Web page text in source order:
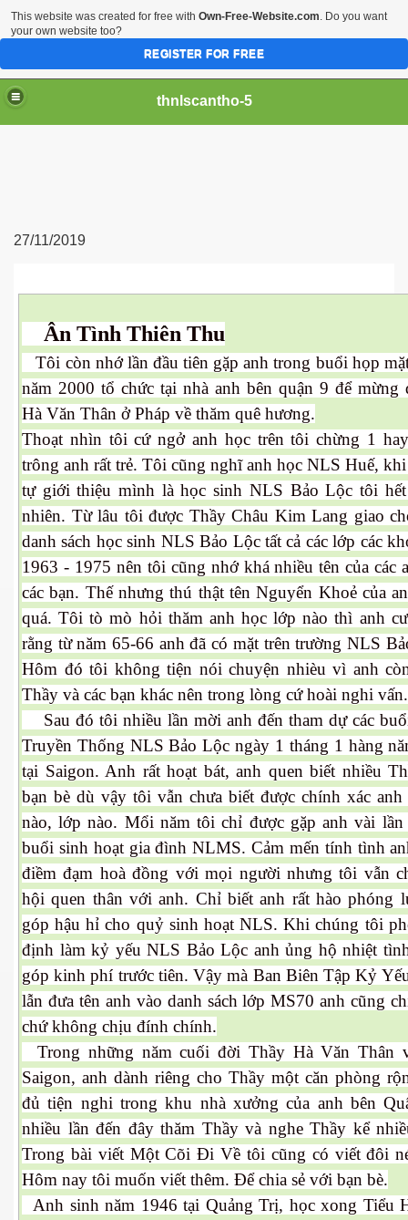
thnlscantho-5
27/11/2019
Ân Tình Thiên Thu
Tôi còn nhớ lần đầu tiên gặp anh trong buổi họp
năm 2000 tổ chức tại nhà anh bên quận 9 để mừng
Hà Văn Thân ở Pháp về thăm quê hương.
Thoạt nhìn tôi cứ ngở anh học trên tôi chừng 1
trông anh rất trẻ. Tôi cũng nghĩ anh học NLS Huế,
tự giới thiệu mình là học sinh NLS Bảo Lộc tôi hết
nhiên. Từ lâu tôi được Thầy Châu Kim Lang giao
danh sách học sinh NLS Bảo Lộc tất cả các lớp các
1963 - 1975 nên tôi cũng nhớ khá nhiều tên của các
các bạn. Thế nhưng thú thật tên Nguyển Khoẻ của
quá. Tôi tò mò hỏi thăm anh học lớp nào thì anh
rằng từ năm 65-66 anh đã có mặt trên trường NLS
Hôm đó tôi không tiện nói chuyện nhièu vì anh
Thầy và các bạn khác nên trong lòng cứ hoài nghi vấn.
Sau đó tôi nhiều lần mời anh đến tham dự các
Truyền Thống NLS Bảo Lộc ngày 1 tháng 1 hàng
tại Saigon. Anh rất hoạt bát, anh quen biết nhiều
bạn bè dù vậy tôi vẫn chưa biết được chính xác anh
nào, lớp nào. Mổi năm tôi chỉ được gặp anh vài lần
buổi sinh hoạt gia đình NLMS. Cảm mến tính tình
điềm đạm hoà đồng với mọi người nhưng tôi vẫn
hội quen thân với anh. Chỉ biết anh rất hào phóng
góp hậu hỉ cho quỷ sinh hoạt NLS. Khi chúng tôi
định làm kỷ yếu NLS Bảo Lộc anh ủng hộ nhiệt
góp kinh phí trước tiên. Vậy mà Ban Biên Tập Kỷ
lẫn đưa tên anh vào danh sách lớp MS70 anh cũng
chứ không chịu đính chính.
Trong những năm cuối đời Thầy Hà Văn Thân
Saigon, anh dành riêng cho Thầy một căn phòng
đủ tiện nghi trong khu nhà xưởng của anh bên
nhiều lần đến đây thăm Thầy và nghe Thầy kể
Trong bài viết Một Cõi Đi Về tôi cũng có viết đôi
Hôm nay tôi muốn viết thêm. Để chia sẻ với bạn bè.
Anh sinh năm 1946 tại Quảng Trị, học xong Tiểu
Bộ xưa
2015
This website was created for free with Own-Free-Website.com. Do you want
your own website too?
REGISTER FOR FREE